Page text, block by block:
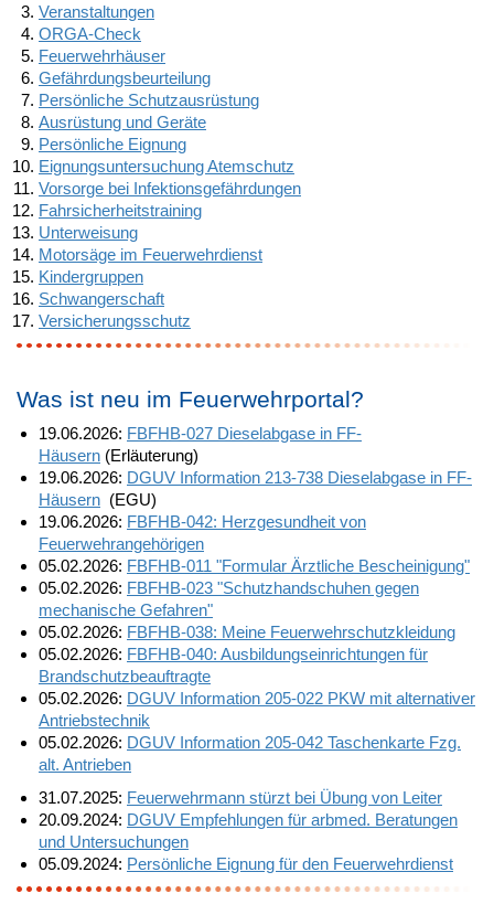
Veranstaltungen
ORGA-Check
Feuerwehrhäuser
Gefährdungsbeurteilung
Persönliche Schutzausrüstung
Ausrüstung und Geräte
Persönliche Eignung
Eignungsuntersuchung Atemschutz
Vorsorge bei Infektionsgefährdungen
Fahrsicherheitstraining
Unterweisung
Motorsäge im Feuerwehrdienst
Kindergruppen
Schwangerschaft
Versicherungsschutz
Was ist neu im Feuerwehrportal?
19.06.2026: FBFHB-027 Dieselabgase in FF-
Häusern (Erläuterung)
19.06.2026: DGUV Information 213-738 Dieselabgase in FF-
Häusern (EGU)
19.06.2026: FBFHB-042: Herzgesundheit von
Feuerwehrangehörigen
05.02.2026: FBFHB-011 "Formular Ärztliche Bescheinigung"
05.02.2026: FBFHB-023 "Schutzhandschuhen gegen
mechanische Gefahren"
05.02.2026: FBFHB-038: Meine Feuerwehrschutzkleidung
05.02.2026: FBFHB-040: Ausbildungseinrichtungen für
Brandschutzbeauftragte
05.02.2026: DGUV Information 205-022 PKW mit alternativer
Antriebstechnik
05.02.2026: DGUV Information 205-042 Taschenkarte Fzg.
alt. Antrieben
31.07.2025: Feuerwehrmann stürzt bei Übung von Leiter
20.09.2024: DGUV Empfehlungen für arbmed. Beratungen
und Untersuchungen
05.09.2024: Persönliche Eignung für den Feuerwehrdienst